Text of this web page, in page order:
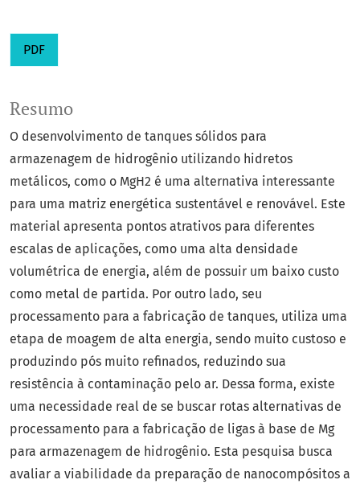
PDF
Resumo
O desenvolvimento de tanques sólidos para
armazenagem de hidrogênio utilizando hidretos
metálicos, como o MgH2 é uma alternativa interessante
para uma matriz energética sustentável e renovável. Este
material apresenta pontos atrativos para diferentes
escalas de aplicações, como uma alta densidade
volumétrica de energia, além de possuir um baixo custo
como metal de partida. Por outro lado, seu
processamento para a fabricação de tanques, utiliza uma
etapa de moagem de alta energia, sendo muito custoso e
produzindo pós muito refinados, reduzindo sua
resistência à contaminação pelo ar. Dessa forma, existe
uma necessidade real de se buscar rotas alternativas de
processamento para a fabricação de ligas à base de Mg
para armazenagem de hidrogênio. Esta pesquisa busca
avaliar a viabilidade da preparação de nanocompósitos a